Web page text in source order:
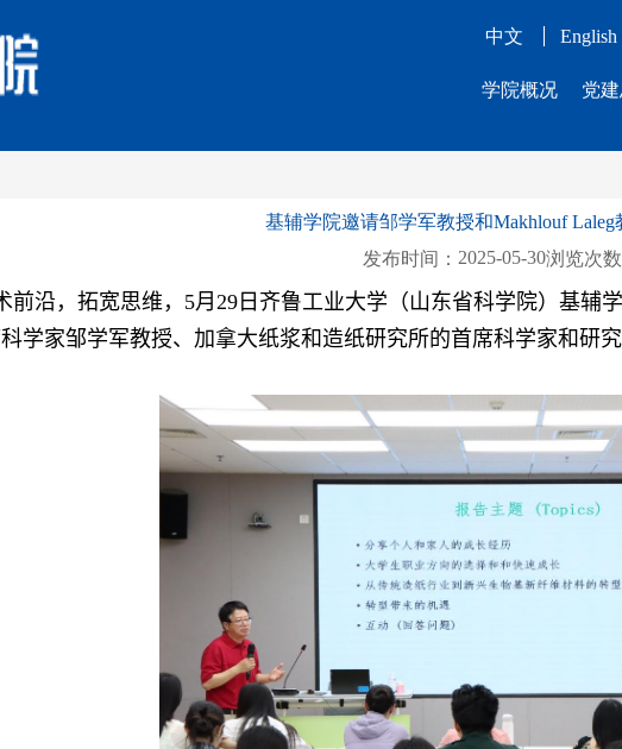
中文 English
学院概况 党
基辅学院邀请邹学军教授和Makhlouf
发布时间： 2025-05-30浏览次数
沿，拓宽思维， 5月29 日齐鲁工业大学（山东省科学院）基辅
学家邹学军教授、加拿大纸浆和造纸研究所的首席科学家和研